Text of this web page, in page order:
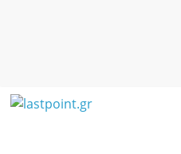
lastpoint.gr